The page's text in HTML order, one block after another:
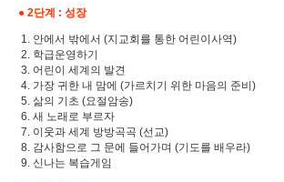
● 2단계 : 성장
1. 안에서 밖에서 (지교회를 통한 어린이사역)
2. 학급운영하기
3. 어린이 세계의 발견
4. 가장 귀한 내 맘에 (가르치기 위한 마음의 준비)
5. 삶의 기초 (요절암송)
6. 새 노래로 부르자
7. 이웃과 세계 방방곡곡 (선교)
8. 감사함으로 그 문에 들어가며 (기도를 배우라)
9. 신나는 복습게임